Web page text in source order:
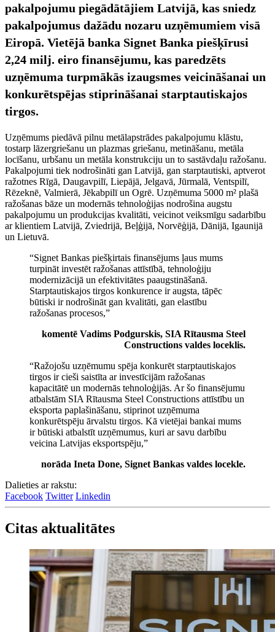
pakalpojumu piegādātājiem Latvijā, kas sniedz
pakalpojumus dažādu nozaru uzņēmumiem visā
Eiropā. Vietējā banka Signet Banka piešķīrusi
2,24 milj. eiro finansējumu, kas paredzēts
uzņēmuma turpmākās izaugsmes veicināšanai un
konkurētspējas stiprināšanai starptautiskajos
tirgos.
Uzņēmums piedāvā pilnu metālapstrādes pakalpojumu klāstu,
tostarp lāzergriešanu un plazmas griešanu, metināšanu, metāla
locīšanu, urbšanu un metāla konstrukciju un to sastāvdaļu ražošanu.
Pakalpojumi tiek nodrošināti gan Latvijā, gan starptautiski, aptverot
ražotnes Rīgā, Daugavpilī, Liepājā, Jelgavā, Jūrmalā, Ventspilī,
Rēzeknē, Valmierā, Jēkabpilī un Ogrē. Uzņēmuma 5000 m² plašā
ražošanas bāze un modernās tehnoloģijas nodrošina augstu
pakalpojumu un produkcijas kvalitāti, veicinot veiksmīgu sadarbību
ar klientiem Latvijā, Zviedrijā, Beļģijā, Norvēģijā, Dānijā, Igaunijā
un Lietuvā.
“Signet Bankas piešķirtais finansējums ļaus mums
turpināt investēt ražošanas attīstībā, tehnoloģiju
modernizācijā un efektivitātes paaugstināšanā.
Starptautiskajos tirgos konkurence ir augsta, tāpēc
būtiski ir nodrošināt gan kvalitāti, gan elastību
ražošanas procesos,”
komentē Vadims Podgurskis, SIA Rītausma Steel
Constructions valdes loceklis.
“Ražojošu uzņēmumu spēja konkurēt starptautiskajos
tirgos ir cieši saistīta ar investīcijām ražošanas
kapacitātē un modernās tehnoloģijās. Ar šo finansējumu
atbalstām SIA Rītausma Steel Constructions attīstību un
eksporta paplašināšanu, stiprinot uzņēmuma
konkurētspēju ārvalstu tirgos. Kā vietējai bankai mums
ir būtiski atbalstīt uzņēmumus, kuri ar savu darbību
veicina Latvijas eksportspēju,”
norāda Ineta Done, Signet Bankas valdes locekle.
Dalieties ar rakstu:
Facebook Twitter Linkedin
Citas aktualitātes